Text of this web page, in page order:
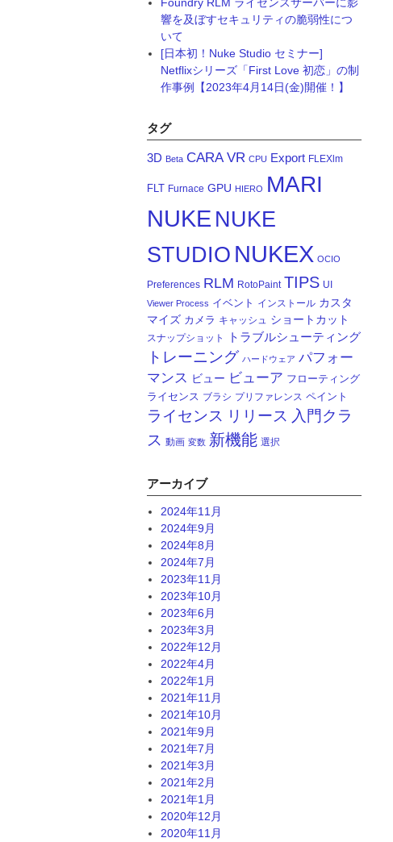
響を及ぼすセキュリティの脆弱性につ
いて
[日本初！Nuke Studio セミナー]
Netflixシリーズ「First Love 初恋」の制
作事例【2023年4月14日(金)開催！】
タグ
3D Beta CARA VR CPU Export FLEXlm
FLT Furnace GPU HIERO MARI
NUKE NUKE
STUDIO NUKEX OCIO
Preferences RLM RotoPaint TIPS UI
Viewer Process イベント インストール カスタ
マイズ カメラ キャッシュ ショートカット
スナップショット トラブルシューティング
トレーニング ハードウェア パフォー
マンス ビュー ビューア フローティング
ライセンス ブラシ プリファレンス ペイント
ライセンス リリース 入門クラ
ス 動画 変数 新機能 選択
アーカイブ
2024年11月
2024年9月
2024年8月
2024年7月
2023年11月
2023年10月
2023年6月
2023年3月
2022年12月
2022年4月
2022年1月
2021年11月
2021年10月
2021年9月
2021年7月
2021年3月
2021年2月
2021年1月
2020年12月
2020年11月